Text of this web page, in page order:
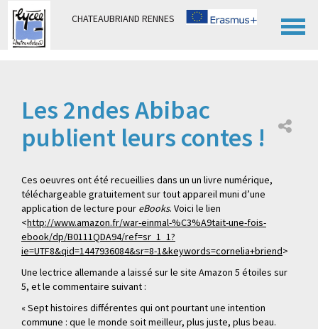
CHATEAUBRIAND RENNES
Les 2ndes Abibac
publient leurs contes !
Ces oeuvres ont été recueillies dans un un livre numérique,
téléchargeable gratuitement sur tout appareil muni d’une
application de lecture pour eBooks. Voici le lien
<http://www.amazon.fr/war-einmal-%C3%A9tait-une-fois-
ebook/dp/B0111QDA94/ref=sr_1_1?
ie=UTF8&qid=1447936084&sr=8-1&keywords=cornelia+briend>
Une lectrice allemande a laissé sur le site Amazon 5 étoiles sur
5, et le commentaire suivant :
« Sept histoires différentes qui ont pourtant une intention
commune : que le monde soit meilleur, plus juste, plus beau.
Panneau de gestion des cookies